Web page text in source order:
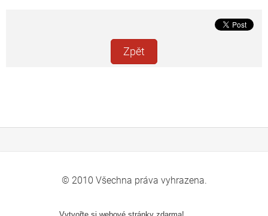
Zpět
© 2010 Všechna práva vyhrazena.
Vytvořte si webové stránky zdarma!